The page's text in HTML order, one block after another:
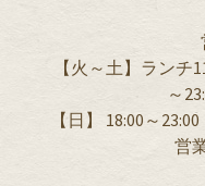
【火～土】ランチ
～
【日】 18:00～
営